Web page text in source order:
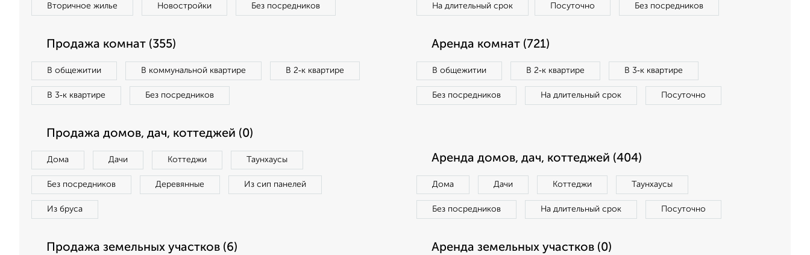
Вторичное жилье Новостройки Без посредников На длительный срок Посуточно Без посредников
Продажа комнат (355)
В общежитии В коммунальной квартире В 2‑к квартире
В 3‑к квартире Без посредников
Аренда комнат (721)
В общежитии В 2‑к квартире В 3‑к квартире
Без посредников На длительный срок Посуточно
Продажа домов, дач, коттеджей (0)
Дома Дачи Коттеджи Таунхаусы
Без посредников Деревянные Из сип панелей
Из бруса
Аренда домов, дач, коттеджей (404)
Дома Дачи Коттеджи Таунхаусы
Без посредников На длительный срок Посуточно
Продажа земельных участков (6) Аренда земельных участков (0)